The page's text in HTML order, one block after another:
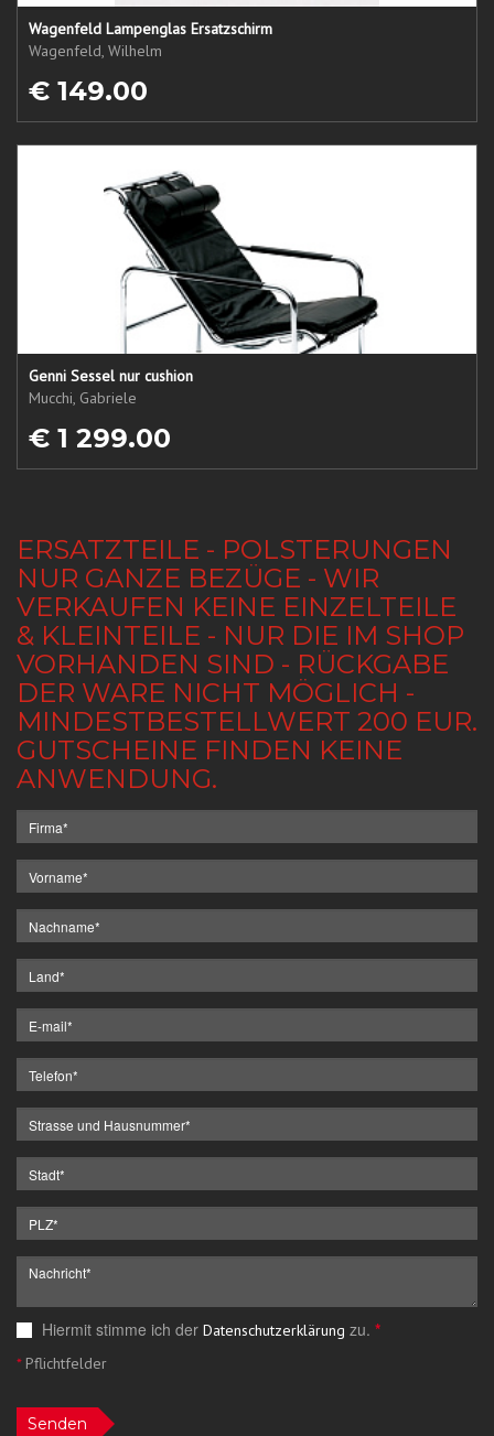
Wagenfeld Lampenglas Ersatzschirm
Wagenfeld, Wilhelm
€ 149.00
Genni Sessel nur cushion
Mucchi, Gabriele
€ 1 299.00
ERSATZTEILE - POLSTERUNGEN
NUR GANZE BEZÜGE - WIR
VERKAUFEN KEINE EINZELTEILE
& KLEINTEILE - NUR DIE IM SHOP
VORHANDEN SIND - RÜCKGABE
DER WARE NICHT MÖGLICH -
MINDESTBESTELLWERT 200 EUR.
GUTSCHEINE FINDEN KEINE
ANWENDUNG.
Hiermit stimme ich der Datenschutzerklärung zu. *
*Pflichtfelder
Senden